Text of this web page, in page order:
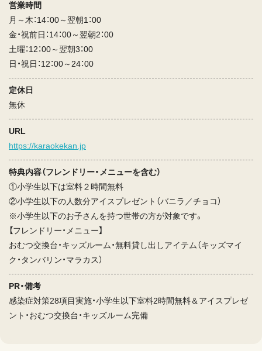
営業時間
月～木：14：00～翌朝1：00
金・祝前日：14：00～翌朝2：00
土曜：12：00～翌朝3：00
日・祝日：12：00～24：00
定休日
無休
URL
https://karaokekan.jp
特典内容（フレンドリー・メニューを含む）
①小学生以下は室料２時間無料
②小学生以下の人数分アイスプレゼント（バニラ／チョコ）
※小学生以下のお子さんを持つ世帯の方が対象です。
【フレンドリー・メニュー】
おむつ交換台・キッズルーム・無料貸し出しアイテム（キッズマイ
ク・タンバリン・マラカス）
PR・備考
感染症対策28項目実施・小学生以下室料2時間無料＆アイスプレゼ
ント・おむつ交換台・キッズルーム完備